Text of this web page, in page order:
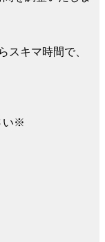
スキマ時間で、
い※